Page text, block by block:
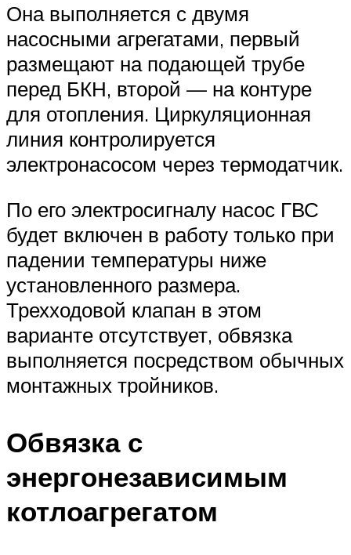
Она выполняется с двумя
насосными агрегатами, первый
размещают на подающей трубе
перед БКН, второй — на контуре
для отопления. Циркуляционная
линия контролируется
электронасосом через термодатчик.
По его электросигналу насос ГВС
будет включен в работу только при
падении температуры ниже
установленного размера.
Трехходовой клапан в этом
варианте отсутствует, обвязка
выполняется посредством обычных
монтажных тройников.
Обвязка с
энергонезависимым
котлоагрегатом